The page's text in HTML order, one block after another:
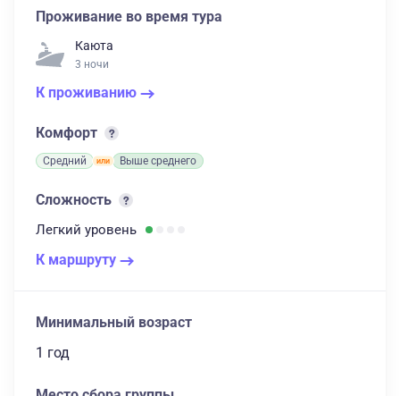
Проживание во время тура
Каюта
3 ночи
К проживанию
Комфорт
Средний Выше среднего
Сложность
Легкий уровень
К маршруту
Минимальный возраст
1 год